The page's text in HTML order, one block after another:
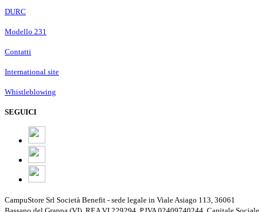
DURC
Modello 231
Contatti
International site
Whistleblowing
SEGUICI
CampuStore Srl Società Benefit - sede legale in Viale Asiago 113, 36061